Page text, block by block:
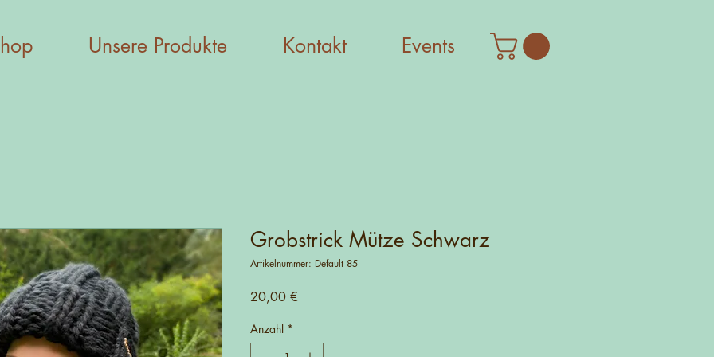
Unsere Produkte Kontakt Events
Grobstrick Mütze Schwarz
Artikelnummer: Default 85
20,00 €
Anzahl *